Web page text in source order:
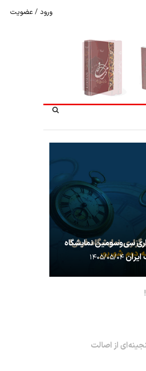
ورود /عضویت
سی‌وسومین نمایشگاه
۱۴۰۵/۰۵/۰۴
از اصالت